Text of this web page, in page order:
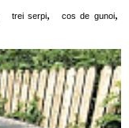
trei serpi, cos de gunoi,